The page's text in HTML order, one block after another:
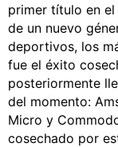
primer título en
de un nuevo
deportivos, los
fue el éxito
posteriormente
del momento:
Micro y
cosechado por